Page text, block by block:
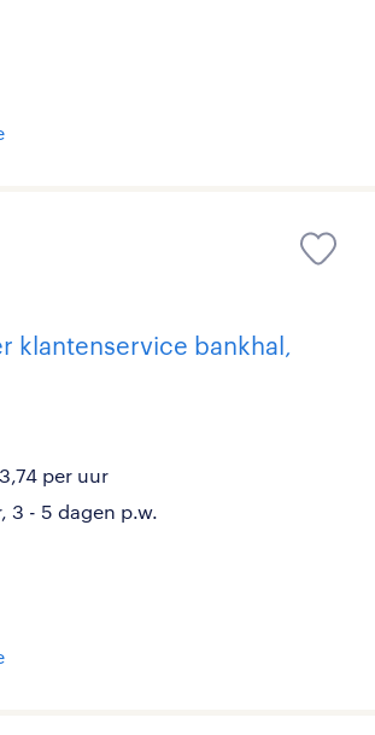
klantenservice bankhal,
per uur
3 - 5 dagen p.w.